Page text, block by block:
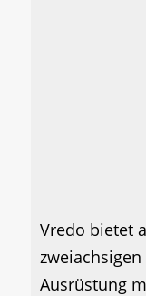
Vredo bietet
zweiachsigen
Ausrüstung